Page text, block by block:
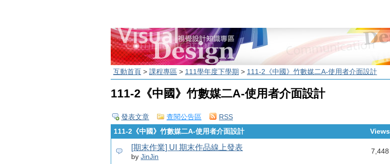
互動首頁 > 課程專區 > 111學年度下學期 > 111-2《中國》竹數媒二A-使用者介面設計
111-2《中國》竹數媒二A-使用者介面設計
發表文章 查閱公告區
RSS
111-2《中國》竹數媒二A-使用者介面設計
Views
[期末作業] UI 期末作品線上發表
by JinJin
7,448